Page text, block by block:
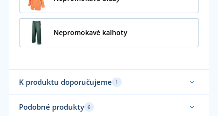
Nepromokavé kalhoty
K produktu doporučujeme 1
Podobné produkty 6